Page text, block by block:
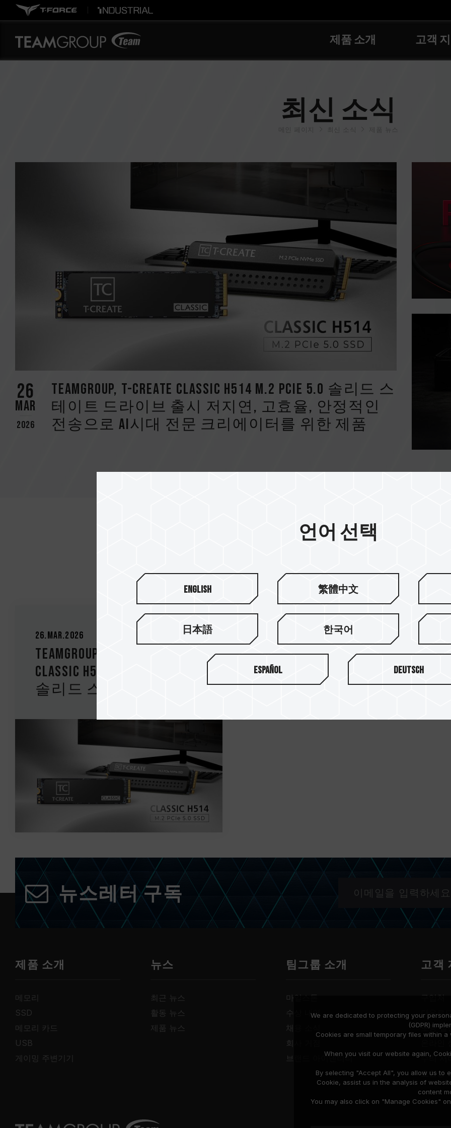
제품 소개 고객
최신 소식
메인 페이지 최신 소식 제품 뉴스
26
Mar
2026
TEAMGROUP, T-CREATE CLASSIC H514 M.2 PCIe 5.0 솔리드 스
테이트 드라이브 출시 저지연, 고효율, 안정적인
전송으로 AI시대 전문 크리에이터를 위한 제품
26.Mar.2026
TEAMGROUP, T-CREATE
CLASSIC H514 M.2 PCIe 5.0
솔리드 스테이트 드라...
뉴스레터 구독
제품 소개
메모리
SSD
메모리 카드
USB
게이밍 주변기기
뉴스
최근 뉴스
활동 뉴스
제품 뉴스
팀그룹 소개
마일스톤
수상 내역
채용 소식
회사 거점
브랜드 아이덴티티
고객
구입처
다운로
보증 설
수리 서
호환성
언어 선택
English 繁體中文
日本語 한국어
Español Deutsch
We are dedicated to protecting your
(GDPR)
Cookies are small temporary files within
When you visit our website again,
By selecting "Accept All", you allow us to
Cookie, assist us in the analysis of
content
You may also click on "Manage Cookies"